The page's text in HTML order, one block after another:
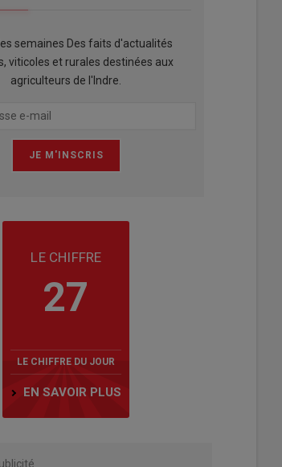
semaines Des faits d'actualités
viticoles et rurales destinées aux
agriculteurs de l'Indre.
LE CHIFFRE
27
LE CHIFFRE DU JOUR
EN SAVOIR PLUS